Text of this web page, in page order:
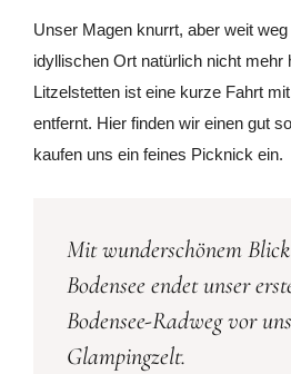
Unser Magen knurrt, aber weit
idyllischen Ort natürlich nicht mehr
Litzelstetten ist eine kurze Fahrt
entfernt. Hier finden wir einen gut
kaufen uns ein feines Picknick ein.
Mit wunderschönem
Bodensee endet unser
Bodensee-Radweg vor
Glampingzelt.